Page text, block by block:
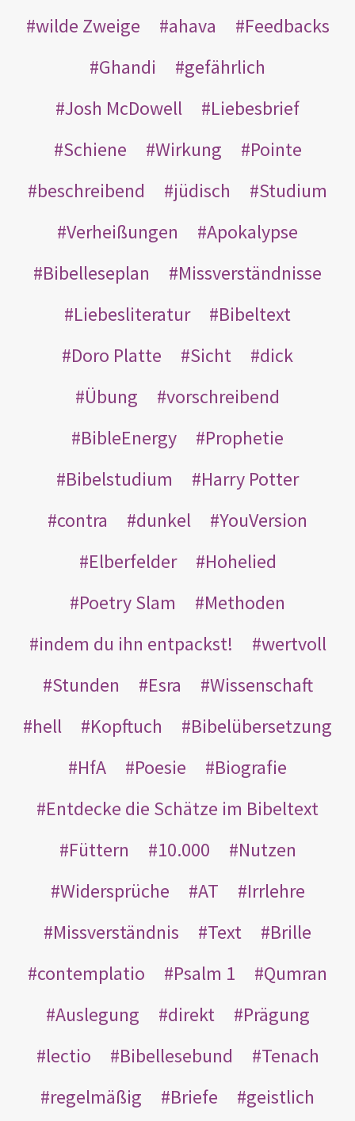
wilde Zweige ahava
Feedbacks
Ghandi
gefährlich
Josh McDowell
Liebesbrief
Schiene
Wirkung
Pointe
beschreibend
jüdisch
Studium
Verheißungen
Apokalypse
Bibelleseplan
Missverständnisse
Liebesliteratur
Bibeltext
Doro Platte
Sicht
dick
Übung
vorschreibend
BibleEnergy
Prophetie
Bibelstudium
Harry Potter
contra
dunkel
YouVersion
Elberfelder
Hohelied
Poetry Slam
Methoden
indem du ihn entpackst!
wertvoll
Stunden
Esra
Wissenschaft
hell
Kopftuch
Bibelübersetzung
HfA
Poesie
Biografie
Entdecke die Schätze im Bibeltext
Füttern
10.000
Nutzen
Widersprüche
AT
Irrlehre
Missverständnis
Text
Brille
contemplatio
Psalm 1
Qumran
Auslegung
direkt
Prägung
lectio
Bibellesebund
Tenach
regelmäßig
Briefe
geistlich